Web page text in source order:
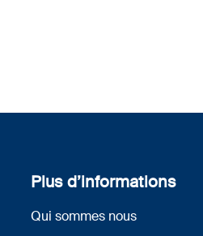
Plus d’informations
Qui sommes nous